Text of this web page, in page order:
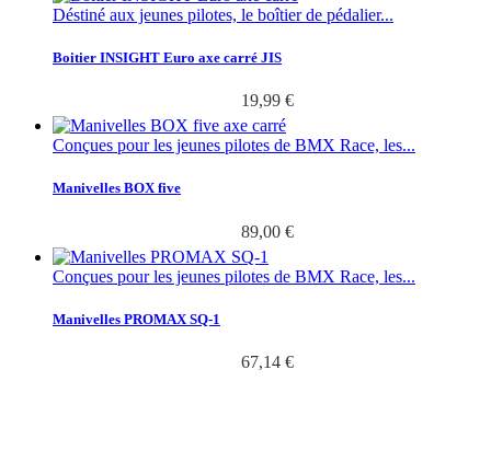
Déstiné aux jeunes pilotes, le boîtier de pédalier...
Boitier INSIGHT Euro axe carré JIS
19,99 €
Conçues pour les jeunes pilotes de BMX Race, les...
Manivelles BOX five
89,00 €
Conçues pour les jeunes pilotes de BMX Race, les...
Manivelles PROMAX SQ-1
67,14 €